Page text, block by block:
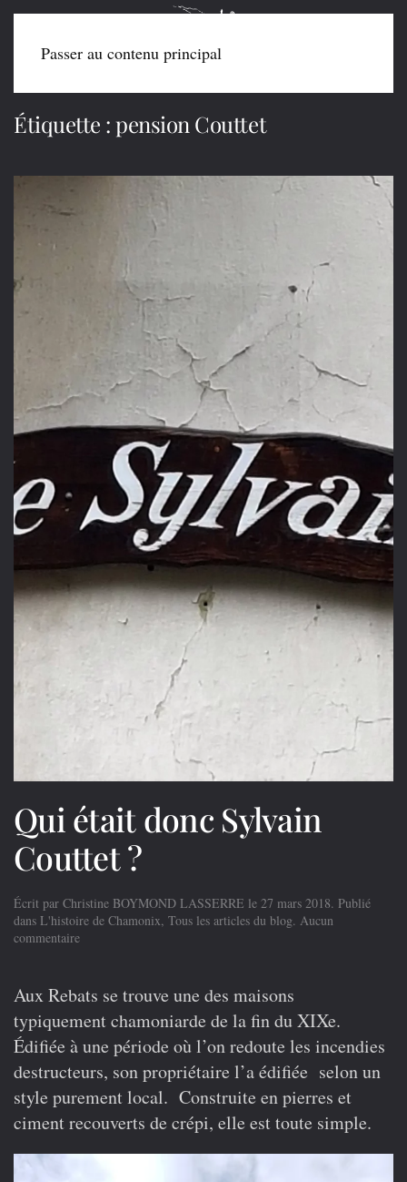
Passer au contenu principal
Étiquette :pension Couttet
Qui était donc Sylvain
Couttet ?
Écrit par Christine BOYMOND LASSERRE le 27 mars 2018. Publié
dans L'histoire de Chamonix, Tous les articles du blog. Aucun
commentairesur
donc
Sylvain
Couttet
?
Aux Rebats se trouve une des maisons
typiquement chamoniarde de la fin du XIXe.
Édifiée à une période où l’on redoute les incendies
destructeurs, son propriétaire l’a édifiée selon un
style purement local. Construite en pierres et
ciment recouverts de crépi, elle est toute simple.